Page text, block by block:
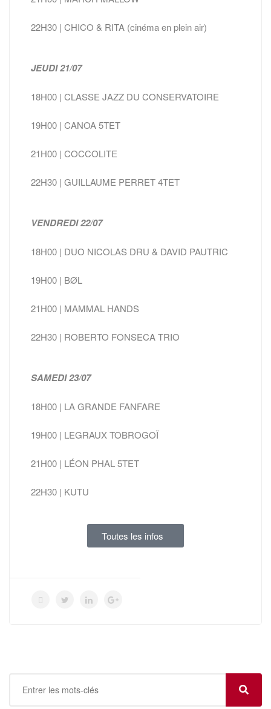
22H30 | CHICO & RITA (cinéma en plein air)
JEUDI 21/07
18H00 | CLASSE JAZZ DU CONSERVATOIRE
19H00 | CANOA 5TET
21H00 | COCCOLITE
22H30 | GUILLAUME PERRET 4TET
VENDREDI 22/07
18H00 | DUO NICOLAS DRU & DAVID PAUTRIC
19H00 | BØL
21H00 | MAMMAL HANDS
22H30 | ROBERTO FONSECA TRIO
SAMEDI 23/07
18H00 | LA GRANDE FANFARE
19H00 | LEGRAUX TOBROGOÏ
21H00 | LÉON PHAL 5TET
22H30 | KUTU
Toutes les infos